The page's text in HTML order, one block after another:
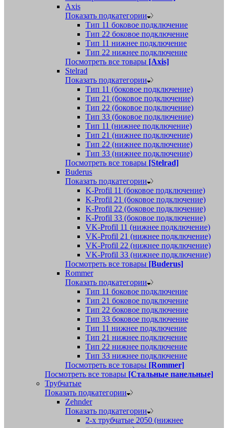
Axis
Показать подкатегории
Тип 11 боковое подключение
Тип 22 боковое подключение
Тип 11 нижнее подключение
Тип 22 нижнее подключение
Посмотреть все товары [Axis]
Stelrad
Показать подкатегории
Tип 11 (боковое подключение)
Тип 21 (боковое подключение)
Тип 22 (боковое подключение)
Тип 33 (боковое подключение)
Тип 11 (нижнее подключение)
Тип 21 (нижнее подключение)
Тип 22 (нижнее подключение)
Тип 33 (нижнее подключение)
Посмотреть все товары [Stelrad]
Buderus
Показать подкатегории
K-Profil 11 (боковое подключение)
K-Profil 21 (боковое подключение)
K-Profil 22 (боковое подключение)
K-Profil 33 (боковое подключение)
VK-Profil 11 (нижнее подключение)
VK-Profil 21 (нижнее подключение)
VK-Profil 22 (нижнее подключение)
VK-Profil 33 (нижнее подключение)
Посмотреть все товары [Buderus]
Rommer
Показать подкатегории
Тип 11 боковое подключение
Тип 21 боковое подключение
Тип 22 боковое подключение
Тип 33 боковое подключение
Тип 11 нижнее подключение
Тип 21 нижнее подключение
Тип 22 нижнее подключение
Тип 33 нижнее подключение
Посмотреть все товары [Rommer]
Посмотреть все товары [Стальные панельные]
Трубчатые
Показать подкатегории
Zehnder
Показать подкатегории
2-х трубчатые 2050 (нижнее